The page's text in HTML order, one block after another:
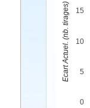
0
5
10
15
Ecart Actuel. (nb. tirages)